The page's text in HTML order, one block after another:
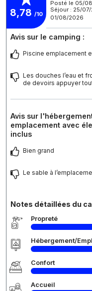
8,78 /10
Posté le 05/
Séjour : 25/
01/08/2026
Avis sur le camping :
Piscine emplacement
Les douches l’eau et
de devoirs appuyer
Avis sur
emplacement avec
inclus
Bien grand
Le sable à
Notes détaillées du
Propreté
Hébergement/
Confort
Accueil